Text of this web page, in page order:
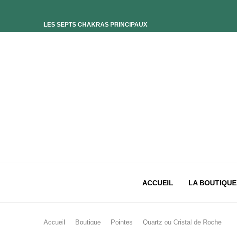
LES SEPTS CHAKRAS PRINCIPAUX
ACCUEIL LA BOUTIQUE
Accueil Boutique Pointes Quartz ou Cristal de Roche